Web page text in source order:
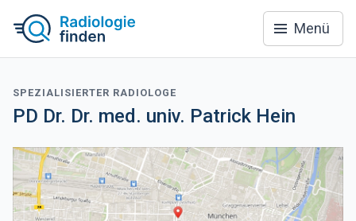
Menü
SPEZIALISIERTER RADIOLOGE
PD Dr. Dr. med. univ. Patrick Hein